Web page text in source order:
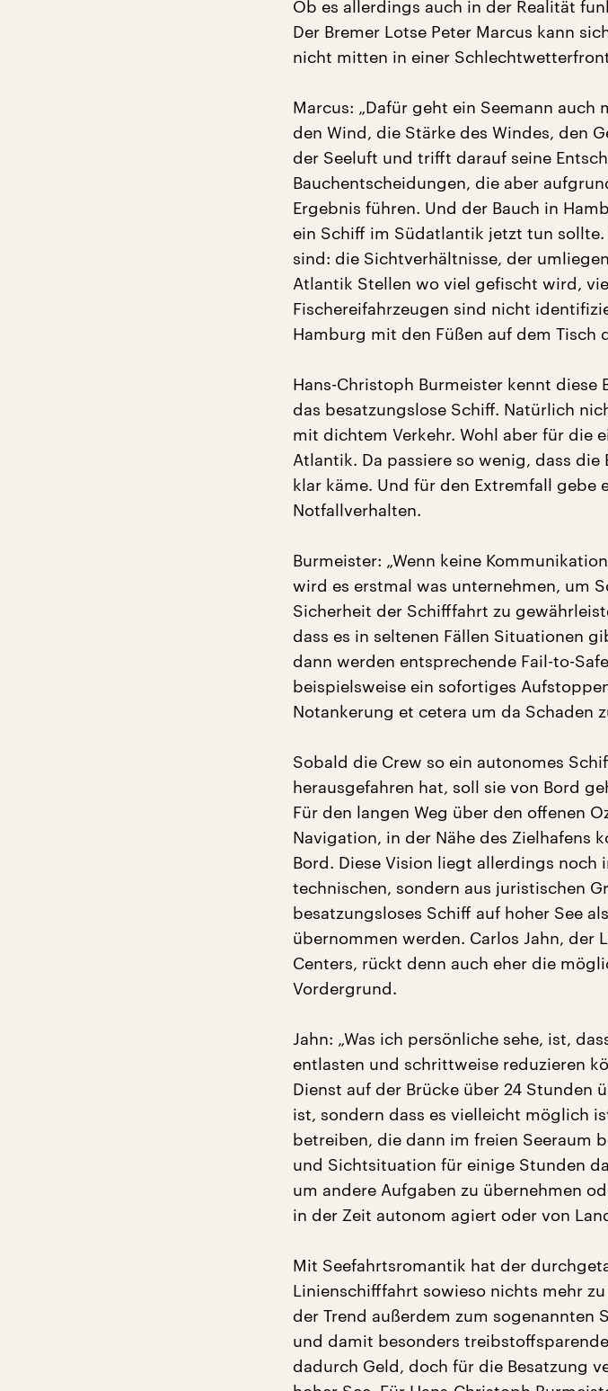
Ob es allerdings auch in der Realität
Der Bremer Lotse Peter Marcus kann
nicht mitten in einer
Marcus: „Dafür geht ein Seemann
den Wind, die Stärke des Windes, den
der Seeluft und trifft darauf seine
Bauchentscheidungen, die aber
Ergebnis führen. Und der Bauch in
ein Schiff im Südatlantik jetzt tun
sind: die Sichtverhältnisse, der
Atlantik Stellen wo viel gefischt wird,
Fischereifahrzeugen sind nicht
Hamburg mit den Füßen auf dem Tisch
Hans-Christoph Burmeister kennt diese
das besatzungslose Schiff. Natürlich
mit dichtem Verkehr. Wohl aber für die
Atlantik. Da passiere so wenig, dass
klar käme. Und für den Extremfall gebe
Notfallverhalten.
Burmeister: „Wenn keine
wird es erstmal was unternehmen, um
Sicherheit der Schifffahrt zu
dass es in seltenen Fällen Situationen
dann werden entsprechende Fail-to-
beispielsweise ein sofortiges
Notankerung et cetera um da Schaden
Sobald die Crew so ein autonomes
herausgefahren hat, soll sie von Bord
Für den langen Weg über den offenen
Navigation, in der Nähe des Zielhafens
Bord. Diese Vision liegt allerdings noch
technischen, sondern aus juristischen
besatzungsloses Schiff auf hoher See
übernommen werden. Carlos Jahn, der
Centers, rückt denn auch eher die
Vordergrund.
Jahn: „Was ich persönliche sehe, ist,
entlasten und schrittweise reduzieren
Dienst auf der Brücke über 24 Stunden
ist, sondern dass es vielleicht möglich
betreiben, die dann im freien Seeraum
und Sichtsituation für einige Stunden
um andere Aufgaben zu übernehmen
in der Zeit autonom agiert oder von
Mit Seefahrtsromantik hat der
Linienschifffahrt sowieso nichts mehr
der Trend außerdem zum sogenannten
und damit besonders
dadurch Geld, doch für die Besatzung